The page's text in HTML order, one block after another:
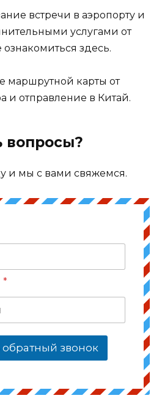
встречи в аэропорту и
услугами от
здесь.
маршрутной карты от
и отправление в Китай.
вопросы?
и мы с вами свяжемся.
*
обратный звонок